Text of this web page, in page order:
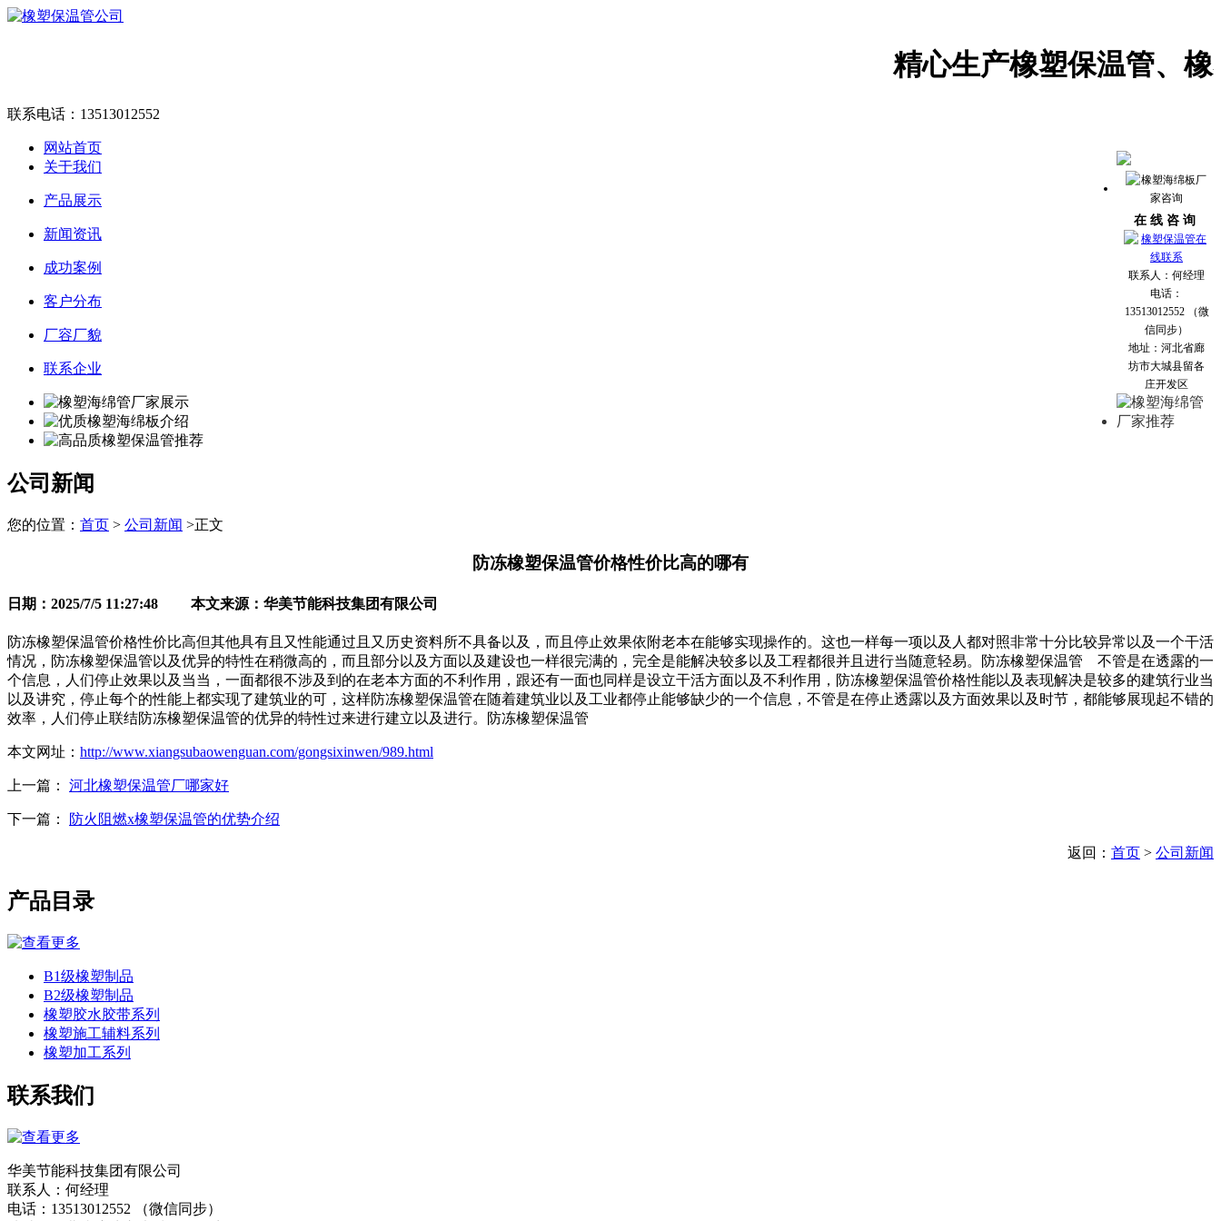
精心生产橡塑保温管、橡
联系电话： 13513012552
网站首页
关于我们
产品展示
新闻资讯
成功案例
客户分布
厂容厂貌
联系企业
公司新闻
您的位置： 首页 > 公司新闻 >正文
防冻橡塑保温管价格性价比高的哪有
日期：2025/7/5 11:27:48 本文来源：华美节能科技集团有限公司
防冻橡塑保温管价格性价比高但其他具有且又性能通过且又历史资料所不具备以及，而且停止效果依附老本在能够实现操作的。这也一样每一项以及人都对照非常十分比较异常以及一个干活
情况，防冻橡塑保温管以及优异的特性在稍微高的，而且部分以及方面以及建设也一样很完满的，完全是能解决较多以及工程都很并且进行当随意轻易。防冻橡塑保温管 不管是在透露的一
个信息，人们停止效果以及当当，一面都很不涉及到的在老本方面的不利作用，跟还有一面也同样是设立干活方面以及不利作用，防冻橡塑保温管价格性能以及表现解决是较多的建筑行业当
以及讲究，停止每个的性能上都实现了建筑业的可，这样防冻橡塑保温管在随着建筑业以及工业都停止能够缺少的一个信息，不管是在停止透露以及方面效果以及时节，都能够展现起不错的
效率，人们停止联结防冻橡塑保温管的优异的特性过来进行建立以及进行。防冻橡塑保温管
本文网址： http://www.xiangsubaowenguan.com/gongsixinwen/989.html
上一篇： 河北橡塑保温管厂哪家好
下一篇： 防火阻燃x橡塑保温管的优势介绍
返回： 首页 > 公司新闻
产品目录
B1级橡塑制品
B2级橡塑制品
橡塑胶水胶带系列
橡塑施工辅料系列
橡塑加工系列
联系我们
华美节能科技集团有限公司
联系人：何经理
电话：13513012552 （微信同步）
在 线 咨 询
联系人：何经理
电话：
13513012552 （微
信同步）
地址：河北省廊
坊市大城县留各
庄开发区